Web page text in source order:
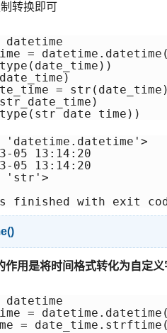
转换即可
datetime
=
= str(date_time)
'datetime.datetime'>
05 13:14:20
05 13:14:20
'str'>
作用是将时间格式转化为自定
datetime
=
=